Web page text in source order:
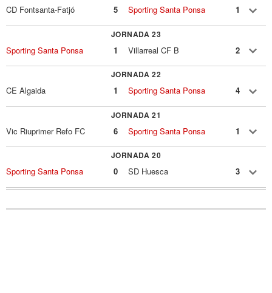
CD Fontsanta-Fatjó 5 Sporting Santa Ponsa 1
JORNADA 23
Sporting Santa Ponsa 1 Villarreal CF B 2
JORNADA 22
CE Algaida 1 Sporting Santa Ponsa 4
JORNADA 21
Vic Riuprimer Refo FC 6 Sporting Santa Ponsa 1
JORNADA 20
Sporting Santa Ponsa 0 SD Huesca 3